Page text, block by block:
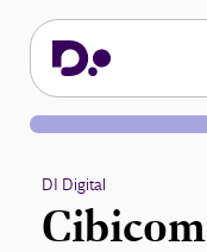
DI Digital
Cibicom